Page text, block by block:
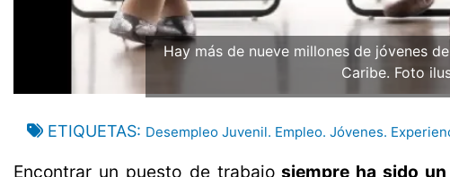
Hay más de nueve millones de jóvenes
Caribe. Foto
ETIQUETAS Desempleo Juvenil. Empleo. Jóvenes.
Encontrar un puesto de trabajosiempre ha sido